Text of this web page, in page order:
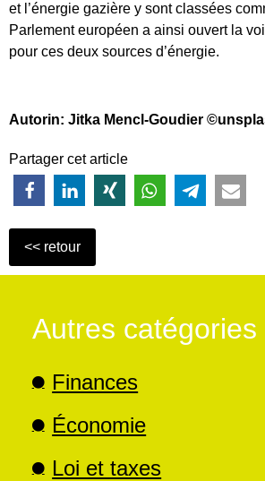
et l’énergie gazière y sont classées
Parlement européen a ainsi ouvert la
pour ces deux sources d’énergie.
Autorin: Jitka Mencl-Goudier
Partager cet article
Autres catégories
Finances
Économie
Loi et taxes